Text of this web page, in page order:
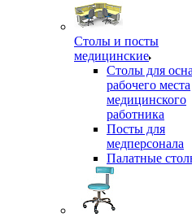
Столы и посты
медицинские
Столы для
рабочего места
медицинского
работника
Посты для
медперсонала
Палатные